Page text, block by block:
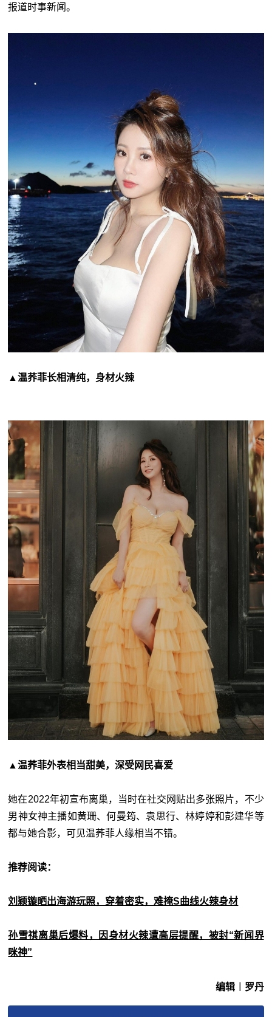
报道时事新闻。
▲温荞菲长相清纯，身材火辣
▲温荞菲外表相当甜美，深受网民喜爱
她在2022年初宣布离巢，当时在社交网贴出多张照片，不少
男神女神主播如黄珊、何曼筠、袁思行、林婷婷和彭建华等
都与她合影，可见温荞菲人缘相当不错。
推荐阅读：
刘颖镟晒出海游玩照，穿着密实，难掩S曲线火辣身材
孙雪祺离巢后爆料，因身材火辣遭高层提醒，被封“新闻界
咪神”
编辑︱罗丹